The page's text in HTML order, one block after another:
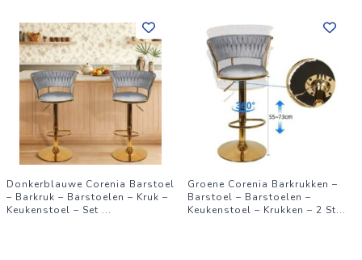
Donkerblauwe Corenia Barstoel
– Barkruk – Barstoelen – Kruk –
Keukenstoel – Set ...
Groene Corenia Barkrukken –
Barstoel – Barstoelen –
Keukenstoel – Krukken – 2 St...